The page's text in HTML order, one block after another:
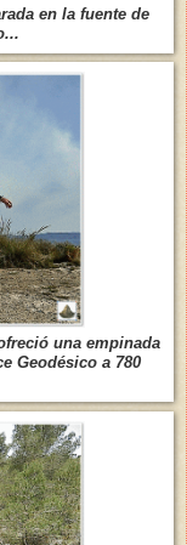
en la fuente de
una empinada
Geodésico a 780